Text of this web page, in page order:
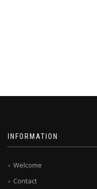
INFORMATION
Welcome
Contact